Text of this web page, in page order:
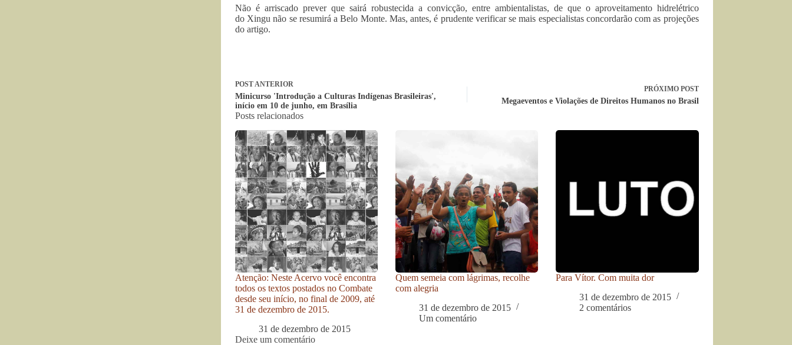
Não é arriscado prever que sairá robustecida a convicção, entre ambientalistas, de que o aproveitamento hidrelétrico
do Xingu não se resumirá a Belo Monte. Mas, antes, é prudente verificar se mais especialistas concordarão com as projeções
do artigo.
POSTANTERIOR
Minicurso 'Introdução a Culturas Indígenas Brasileiras',
início em 10 de junho, em Brasília
PRÓXIMO POST
Megaeventos e Violações de Direitos Humanos no Brasil
Posts relacionados
Atenção: Neste Acervo você encontra
todos os textos postados no Combate
desde seu início, no final de 2009, até
31 de dezembro de 2015.
31 de dezembro de 2015
Quem semeia com lágrimas, recolhe
com alegria
31 de dezembro de 2015
Um comentário
Para Vítor. Com muita dor
31 de dezembro de 2015
2 comentários
Deixe um comentário